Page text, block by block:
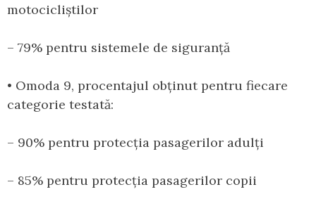
motocicliștilor
– 79% pentru sistemele de siguranță
• Omoda 9, procentajul obținut pentru fiecare
categorie testată:
– 90% pentru protecția pasagerilor adulți
– 85% pentru protecția pasagerilor copii